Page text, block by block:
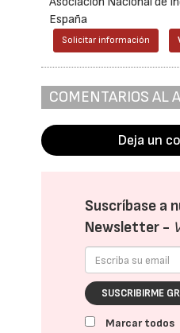
España
Solicitar información
COMENTARIOS AL
Deja un
Suscríbase a
Newsletter -
SUSCRIBIRME
Marcar todos